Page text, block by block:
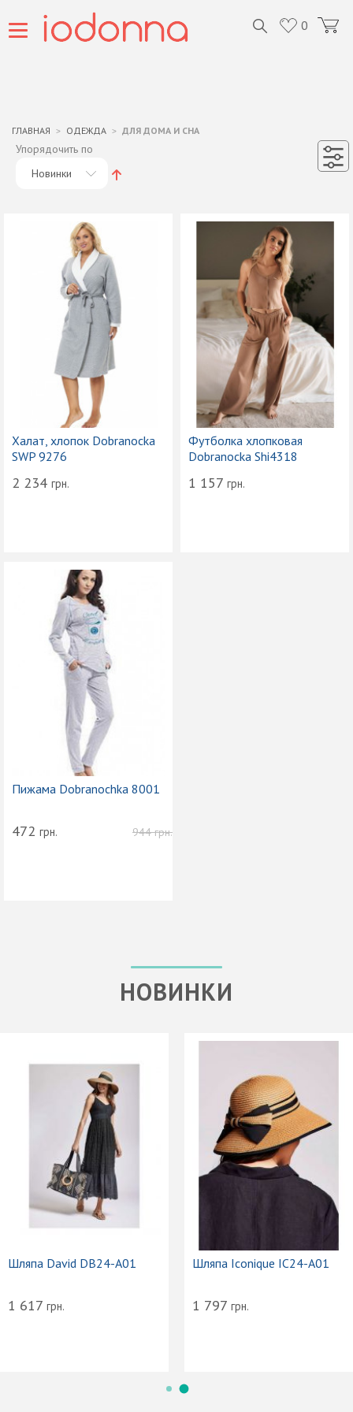
0
ГЛАВНАЯ ОДЕЖДА ДЛЯ ДОМА И СНА
Упорядочить по
Новинки
Халат, хлопок Dobranocka
SWP 9276
2 234 грн.
Футболка хлопковая
Dobranocka Shi4318
1 157 грн.
Пижама Dobranochka 8001
944грн.
472 грн.
НОВИНКИ
Шляпа David DB24-A01
1 617 грн.
Шляпа Iconique IC24-A01
1 797 грн.